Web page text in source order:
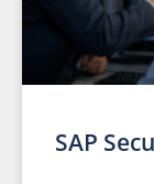
SAP